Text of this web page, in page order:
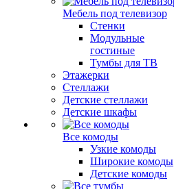
Мебель под телевизор
Стенки
Модульные
гостиные
Тумбы для ТВ
Этажерки
Стеллажи
Детские стеллажи
Детские шкафы
Все комоды
Узкие комоды
Широкие комоды
Детские комоды